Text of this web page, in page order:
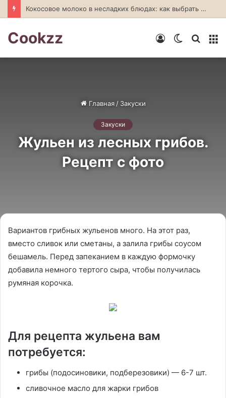
Кокосовое молоко в несладких блюдах: как выбрать и приготовить
Cookzz
Switch
Войти
Главная / Закуски
Закуски
Жульен из лесных грибов.
Рецепт с фото
Вариантов грибных жульенов много. На этот раз,
вместо сливок или сметаны, а залила грибы соусом
бешамель. Перед запеканием в каждую формочку
добавила немного тертого сыра, чтобы получилась
румяная корочка.
Для рецепта жульена вам
потребуется:
грибы (подосиновики, подберезовики) — 6-7 шт.
сливочное масло для жарки грибов